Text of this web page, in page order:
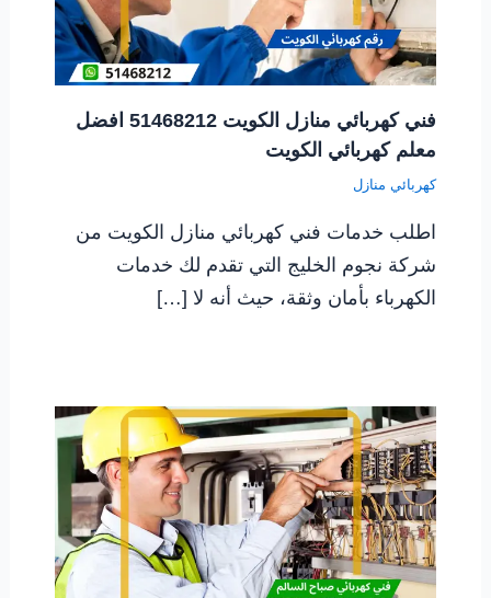
فني كهربائي منازل الكويت 51468212 افضل
معلم كهربائي الكويت
كهربائي منازل
اطلب خدمات فني كهربائي منازل الكويت من
شركة نجوم الخليج التي تقدم لك خدمات
الكهرباء بأمان وثقة، حيث أنه لا […]